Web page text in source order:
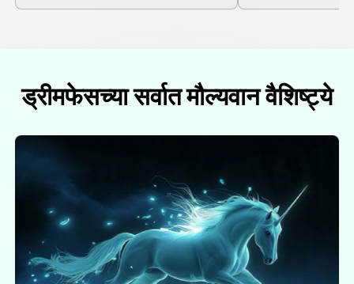
ड्रीमफेसच्या सर्वात मौल्यवान वैशिष्ट्ये